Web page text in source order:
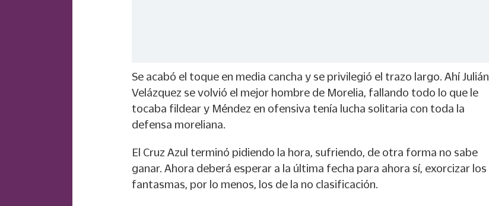
Se acabó el toque en media cancha y se privilegió el trazo largo. Ahí Julián
Velázquez se volvió el mejor hombre de Morelia, fallando todo lo que le
tocaba fildear y Méndez en ofensiva tenía lucha solitaria con toda la
defensa moreliana.
El Cruz Azul terminó pidiendo la hora, sufriendo, de otra forma no sabe
ganar. Ahora deberá esperar a la última fecha para ahora sí, exorcizar los
fantasmas, por lo menos, los de la no clasificación.